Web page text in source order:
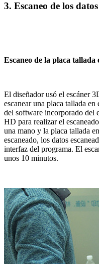
3. Escaneo de los
Escaneo de la placa tallada
El diseñador usó el escáner
escanear una placa tallada
del software incorporado del
HD para realizar el
una mano y la placa tallada
escaneado, los datos
interfaz del programa. El
unos 10 minutos.